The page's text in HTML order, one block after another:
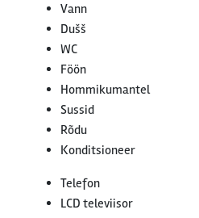
Vann
Dušš
WC
Föön
Hommikumantel
Sussid
Rõdu
Konditsioneer
Telefon
LCD televiisor